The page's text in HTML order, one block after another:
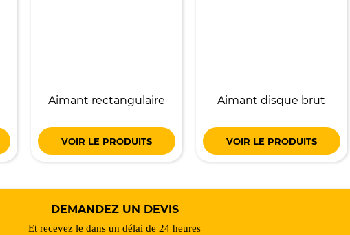
Aimant rectangulaire
VOIR LE PRODUITS
Aimant disque brut
VOIR LE PRODUITS
DEMANDEZ UN DEVIS
Et recevez le dans un délai de 24 heures